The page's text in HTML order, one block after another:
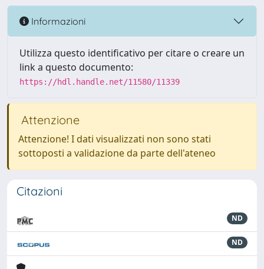
Informazioni
Utilizza questo identificativo per citare o creare un
link a questo documento:
https://hdl.handle.net/11580/11339
Attenzione
Attenzione! I dati visualizzati non sono stati
sottoposti a validazione da parte dell'ateneo
Citazioni
ND
ND